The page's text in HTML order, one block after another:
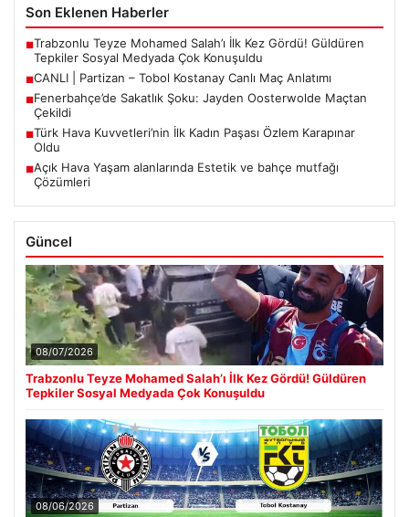
Son Eklenen Haberler
■Trabzonlu Teyze Mohamed Salah’ı İlk Kez Gördü! Güldüren
Tepkiler Sosyal Medyada Çok Konuşuldu
■CANLI | Partizan – Tobol Kostanay Canlı Maç Anlatımı
■Fenerbahçe’de Sakatlık Şoku: Jayden Oosterwolde Maçtan
Çekildi
■Türk Hava Kuvvetleri’nin İlk Kadın Paşası Özlem Karapınar
Oldu
■Açık Hava Yaşam alanlarında Estetik ve bahçe mutfağı
Çözümleri
Güncel
08/07/2026
Trabzonlu Teyze Mohamed Salah’ı İlk Kez Gördü! Güldüren
Tepkiler Sosyal Medyada Çok Konuşuldu
08/06/2026